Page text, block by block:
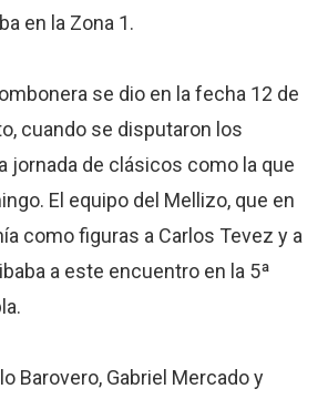
en la Zona 1.
se dio en la fecha 12 de
cuando se disputaron los
jornada de clásicos como la que
El equipo del Mellizo, que en
como figuras a Carlos Tevez y a
a este encuentro en la 5ª
Barovero, Gabriel Mercado y